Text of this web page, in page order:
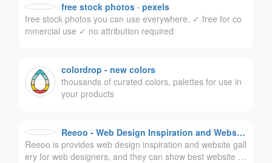
free stock photos · pexels
free stock photos you can use everywhere. ✓ free for co
mmercial use ✓ no attribution required
colordrop - new colors
thousands of curated colors, palettes for use in
your products
Reeoo - Web Design Inspiration and Website
Gallery
Reeoo is provides web design inspiration and website gall
ery for web designers, and they can show best website d